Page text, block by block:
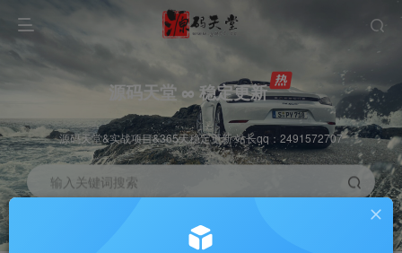
源码天堂 ∞ 稳定更新
源码天堂&实战项目&365天稳定更新 站长qq：2491572707
输入关键词搜索